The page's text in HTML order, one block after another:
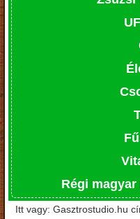
Régi
Itt vagy: Gasztrostudio.hu